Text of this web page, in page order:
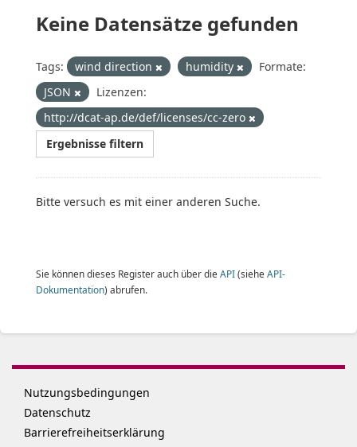
Keine Datensätze gefunden
Tags: wind direction humidity
Formate:
JSON
Lizenzen:
http://dcat-ap.de/def/licenses/cc-zero
Ergebnisse filtern
Bitte versuch es mit einer anderen Suche.
Sie können dieses Register auch über die API(siehe API-
Dokumentation) abrufen.
Nutzungsbedingungen
Datenschutz
Barrierefreiheitserklärung